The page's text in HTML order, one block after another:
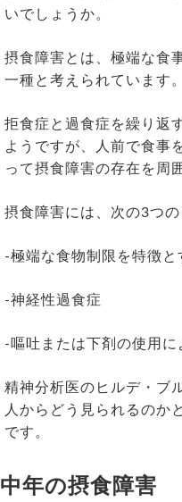
いでしょうか。
摂食障害とは、極端な食
一種と考えられています。
拒食症と過食症を繰り返
ようですが、人前で食事
って摂食障害の存在を周
摂食障害には、次の3つ
-極端な食物制限を特徴
-神経性過食症
-嘔吐または下剤の使用に
精神分析医のヒルデ・ブ
人からどう見られるのか
です。
中年の摂食障害